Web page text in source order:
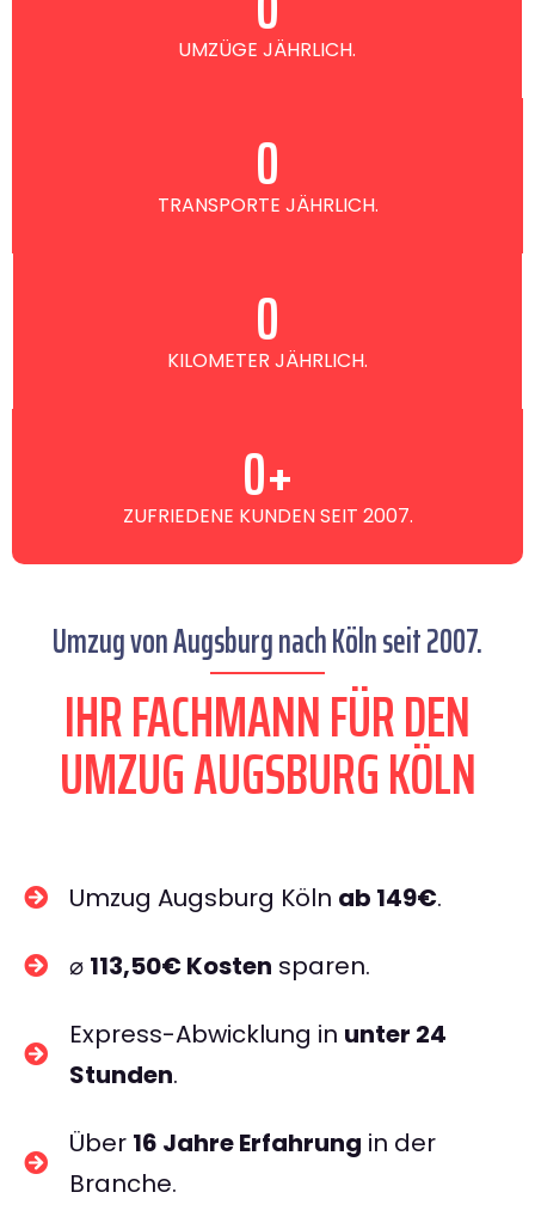
UMZÜGE JÄHRLICH.
TRANSPORTE JÄHRLICH.
0
KILOMETER JÄHRLICH.
0
ZUFRIEDENE KUNDEN SEIT 2007.
0+
Umzug von Augsburg nach Köln seit 2007.
IHR FACHMANN FÜR DEN
UMZUG AUGSBURG KÖLN
Umzug Augsburg Köln ab 149€.
⌀ 113,50€ Kosten sparen.
Express-Abwicklung in unter 24
Stunden.
Über 16 Jahre Erfahrung in der
Branche.